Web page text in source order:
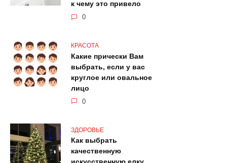
к чему это привело
0
КРАСОТА
Какие прически Вам
выбрать, если у вас
круглое или овальное
лицо
0
ЗДОРОВЬЕ
Как выбрать
качественную